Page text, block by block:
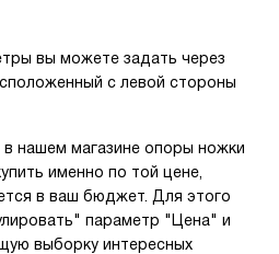
вы можете задать через
с левой стороны
нашем магазине опоры ножки
именно по той цене,
в ваш бюджет. Для этого
параметр "Цена" и
выборку интересных